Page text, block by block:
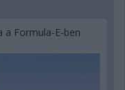
a Formula-E-ben